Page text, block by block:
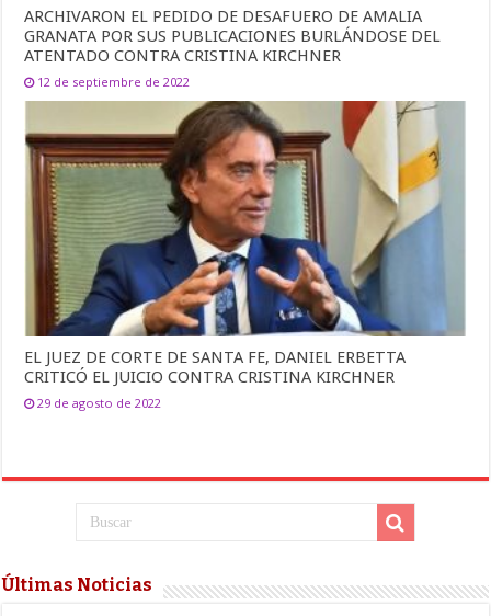
ARCHIVARON EL PEDIDO DE DESAFUERO DE AMALIA
GRANATA POR SUS PUBLICACIONES BURLÁNDOSE DEL
ATENTADO CONTRA CRISTINA KIRCHNER
12 de septiembre de 2022
EL JUEZ DE CORTE DE SANTA FE, DANIEL ERBETTA
CRITICÓ EL JUICIO CONTRA CRISTINA KIRCHNER
29 de agosto de 2022
Últimas Noticias